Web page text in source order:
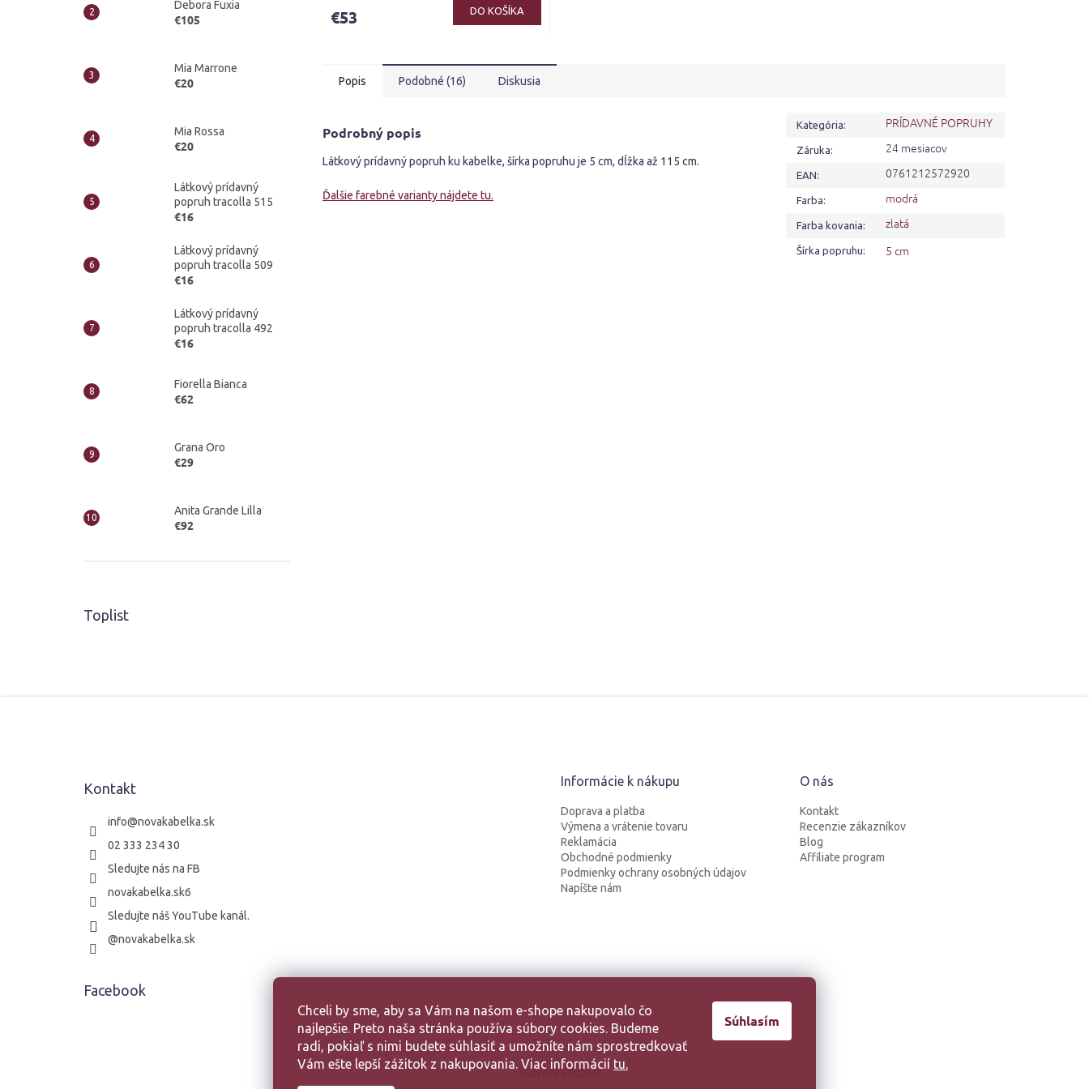
Chceli by sme, aby sa Vám na našom e-shope nakupovalo čo
najlepšie. Preto naša stránka používa súbory cookies. Budeme
radi, pokiaľ s nimi budete súhlasiť a umožníte nám sprostredkovať
Vám ešte lepší zážitok z nakupovania. Viac informácií tu.
Súhlasím
Debora Fuxia
€105
Mia Marrone
€20
Mia Rossa
€20
Látkový prídavný
popruh tracolla 515
€16
Látkový prídavný
popruh tracolla 509
€16
Látkový prídavný
popruh tracolla 492
€16
Fiorella Bianca
€62
Grana Oro
€29
Anita Grande Lilla
€92
Toplist
je
hviezdičiek.
€53 DO KOŠÍKA
Popis Podobné (16) Diskusia
Podrobný popis
Látkový prídavný popruh ku kabelke, šírka popruhu je 5 cm, dĺžka až 115 cm.
Ďalšie farebné varianty nájdete tu.
Kategória: PRÍDAVNÉ POPRUHY
Záruka: 24 mesiacov
EAN: 0761212572920
Farba: modrá
Farba kovania: zlatá
Šírka popruhu: 5 cm
Kontakt
info@novakabelka.sk
02 333 234 30
Sledujte nás na FB
novakabelka.sk6
Sledujte náš YouTube kanál.
@novakabelka.sk
Informácie k nákupu
Doprava a platba
Výmena a vrátenie tovaru
Reklamácia
Obchodné podmienky
Podmienky ochrany osobných údajov
Napíšte nám
O nás
Kontakt
Recenzie zákazníkov
Blog
Affiliate program
Facebook
Vytvoril Shoptet